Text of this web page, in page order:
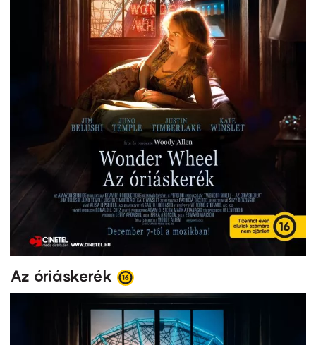
Az óriáskerék